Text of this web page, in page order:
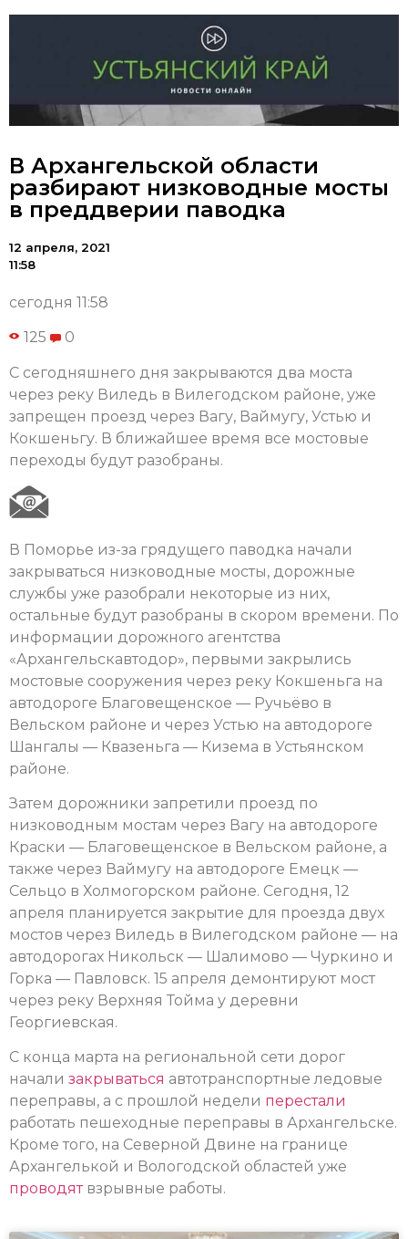
В Архангельской области
разбирают низководные мосты
в преддверии паводка
12 апреля, 2021
11:58
сегодня 11:58
125 0
С сегодняшнего дня закрываются два моста
через реку Виледь в Вилегодском районе, уже
запрещен проезд через Вагу, Ваймугу, Устью и
Кокшеньгу. В ближайшее время все мостовые
переходы будут разобраны.
В Поморье из-за грядущего паводка начали
закрываться низководные мосты, дорожные
службы уже разобрали некоторые из них,
остальные будут разобраны в скором времени. По
информации дорожного агентства
«Архангельскавтодор», первыми закрылись
мостовые сооружения через реку Кокшеньга на
автодороге Благовещенское — Ручьёво в
Вельском районе и через Устью на автодороге
Шангалы — Квазеньга — Кизема в Устьянском
районе.
Затем дорожники запретили проезд по
низководным мостам через Вагу на автодороге
Краски — Благовещенское в Вельском районе, а
также через Ваймугу на автодороге Емецк —
Сельцо в Холмогорском районе. Сегодня, 12
апреля планируется закрытие для проезда двух
мостов через Виледь в Вилегодском районе — на
автодорогах Никольск — Шалимово — Чуркино и
Горка — Павловск. 15 апреля демонтируют мост
через реку Верхняя Тойма у деревни
Георгиевская.
С конца марта на региональной сети дорог
начали закрываться автотранспортные ледовые
переправы, а с прошлой недели перестали
работать пешеходные переправы в Архангельске.
Кроме того, на Северной Двине на границе
Архангелькой и Вологодской областей уже
проводятвзрывные работы.